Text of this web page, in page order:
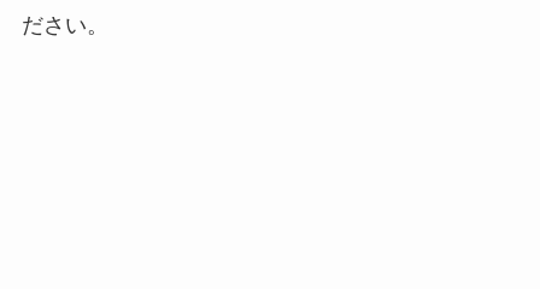
ださい。